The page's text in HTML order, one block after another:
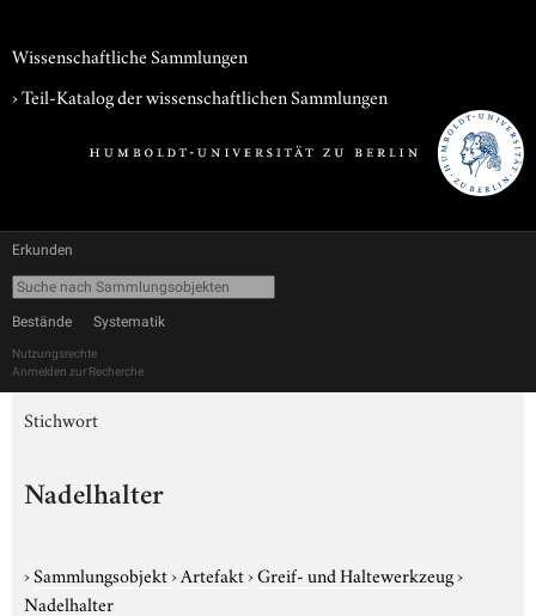
Wissenschaftliche Sammlungen
› Teil-Katalog der wissenschaftlichen Sammlungen
Erkunden
Bestände Systematik
Nutzungsrechte
Anmelden zur Recherche
Stichwort
Nadelhalter
›Sammlungsobjekt›Artefakt›Greif- und Haltewerkzeug›
Nadelhalter